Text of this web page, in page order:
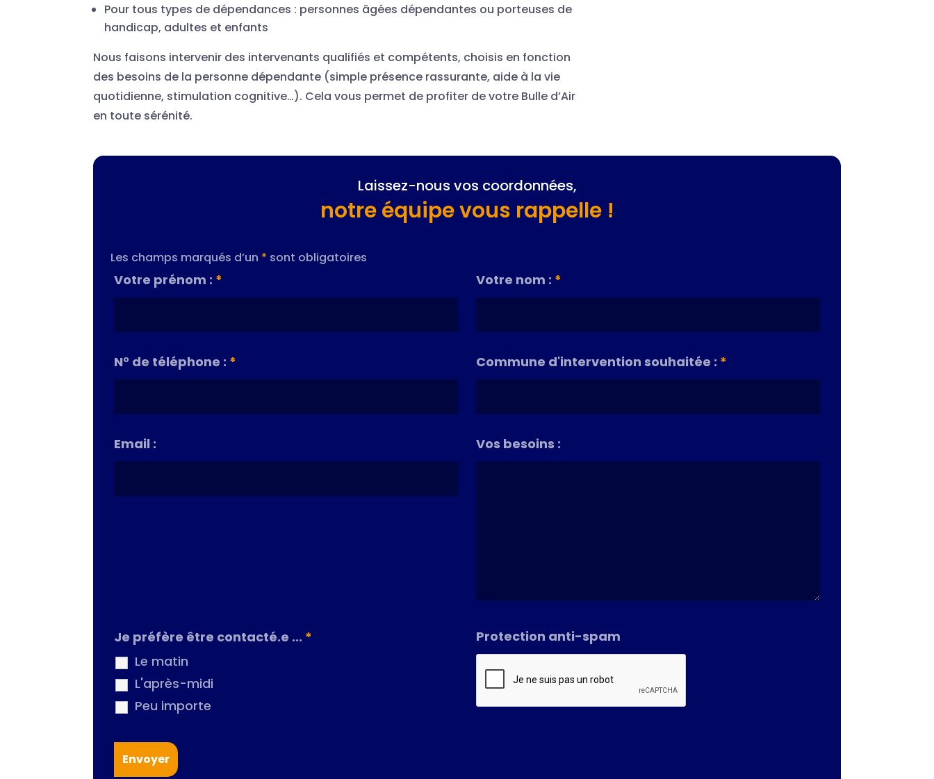
Pour tous types de dépendances : personnes âgées dépendantes ou porteuses de
handicap, adultes et enfants
Nous faisons intervenir des intervenants qualifiés et compétents, choisis en fonction
des besoins de la personne dépendante (simple présence rassurante, aide à la vie
quotidienne, stimulation cognitive…). Cela vous permet de profiter de votre Bulle d’Air
en toute sérénité.
Laissez-nous vos coordonnées,
notre équipe vous rappelle !
Les champs marqués d’un * sont obligatoires
Votre prénom : * Votre nom : *
N° de téléphone : * Commune d'intervention souhaitée : *
Email : Vos besoins :
Je préfère être contacté.e ... *
Le matin
L'après-midi
Peu importe
Protection anti-spam